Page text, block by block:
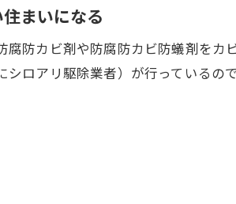
まいになる
防カビ剤や防腐防カビ防蟻剤をカ
ロアリ駆除業者）が行っているの